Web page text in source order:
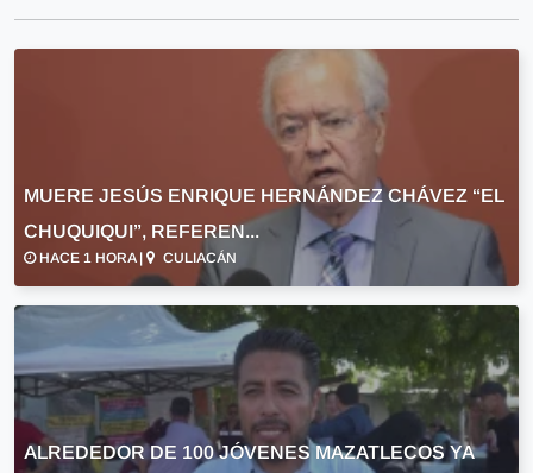
MUERE JESÚS ENRIQUE HERNÁNDEZ CHÁVEZ “EL
CHUQUIQUI”, REFEREN...
HACE 1 HORA | CULIACÁN
ALREDEDOR DE 100 JÓVENES MAZATLECOS YA